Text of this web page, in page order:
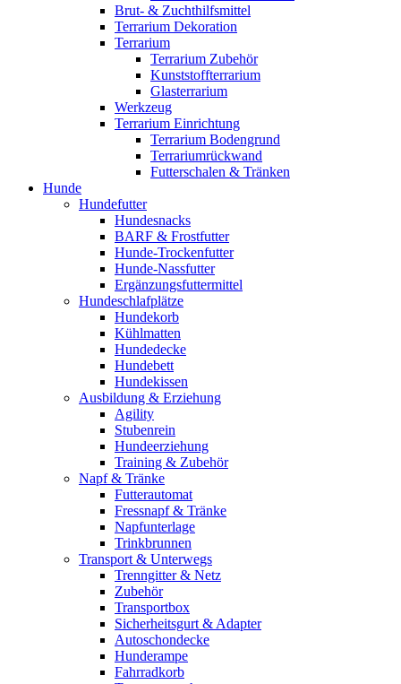
Brut- & Zuchthilfsmittel
Terrarium Dekoration
Terrarium
Terrarium Zubehör
Kunststoffterrarium
Glasterrarium
Werkzeug
Terrarium Einrichtung
Terrarium Bodengrund
Terrariumrückwand
Futterschalen & Tränken
Hunde
Hundefutter
Hundesnacks
BARF & Frostfutter
Hunde-Trockenfutter
Hunde-Nassfutter
Ergänzungsfuttermittel
Hundeschlafplätze
Hundekorb
Kühlmatten
Hundedecke
Hundebett
Hundekissen
Ausbildung & Erziehung
Agility
Stubenrein
Hundeerziehung
Training & Zubehör
Napf & Tränke
Futterautomat
Fressnapf & Tränke
Napfunterlage
Trinkbrunnen
Transport & Unterwegs
Trenngitter & Netz
Zubehör
Transportbox
Sicherheitsgurt & Adapter
Autoschondecke
Hunderampe
Fahrradkorb